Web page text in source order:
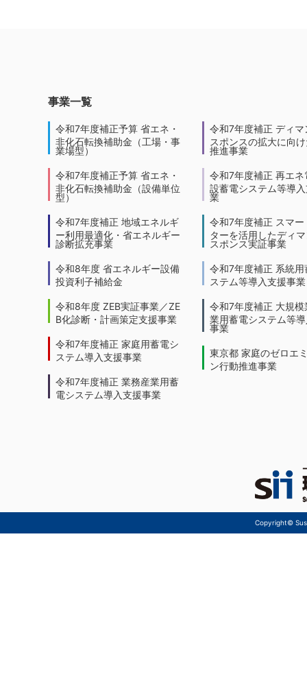
事業一覧
令和7年度補正予算 省エネ・
非化石転換補助金（工場・事
業場型）
令和7年度補正予算 省エネ・
非化石転換補助金（設備単位
型）
令和7年度補正 地域エネルギ
ー利用最適化・省エネルギー
診断拡充事業
令和8年度 省エネルギー設備
投資利子補給金
令和8年度 ZEB実証事業／ZE
B化診断・計画策定支援事業
令和7年度補正 家庭用蓄電シ
ステム導入支援事業
令和7年度補正 業務産業用蓄
電システム導入支援事業
令和7年度補正 ディマ
スポンスの拡大に向
推進事業
令和7年度補正 再エネ
設蓄電システム等導
業
令和7年度補正 スマー
ターを活用したディ
スポンス実証事業
令和7年度補正 系統用
ステム等導入支援事業
令和7年度補正 大規模
業用蓄電システム等
事業
東京都 家庭のゼロエ
ン行動推進事業
Copyright©